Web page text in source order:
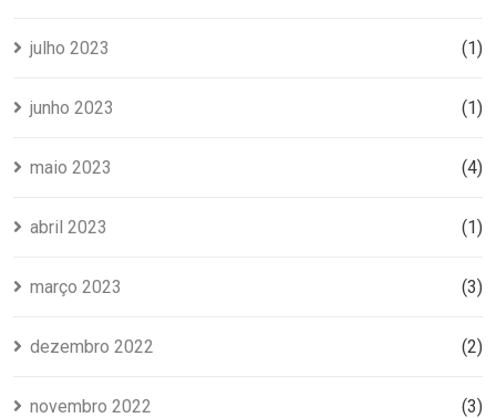
julho 2023 (1)
junho 2023 (1)
maio 2023 (4)
abril 2023 (1)
março 2023 (3)
dezembro 2022 (2)
novembro 2022 (3)